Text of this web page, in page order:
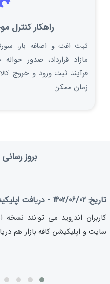
راهکار کنترل
ثبت افت و اضافه بار،
مازاد قرارداد، صدور
فرآیند ثبت ورود و خروج
زمان ممکن
بروز
تاریخ: 1402/06/02 - دریافت
کاربران اندروید می توانند نسخه
سایت و اپلیکیشن کافه بازار هم